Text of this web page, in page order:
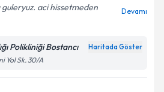
aci hissetmeden
Devamı
Polikliniği Bostancı Haritada Göster
Yol Sk. 30/A